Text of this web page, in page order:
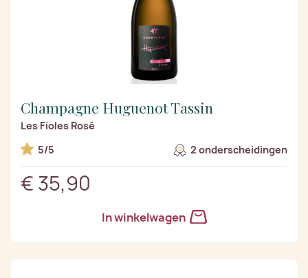
Champagne Huguenot Tassin
Les Fioles Rosé
5/5
2 onderscheidingen
€ 35,90
In winkelwagen